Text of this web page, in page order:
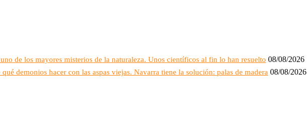
de los mayores misterios de la naturaleza. Unos científicos al fin lo han resuelto 08/08/2026
demonios hacer con las aspas viejas. Navarra tiene la solución: palas de madera 08/08/2026